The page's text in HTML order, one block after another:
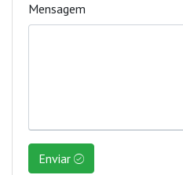
Mensagem
Enviar